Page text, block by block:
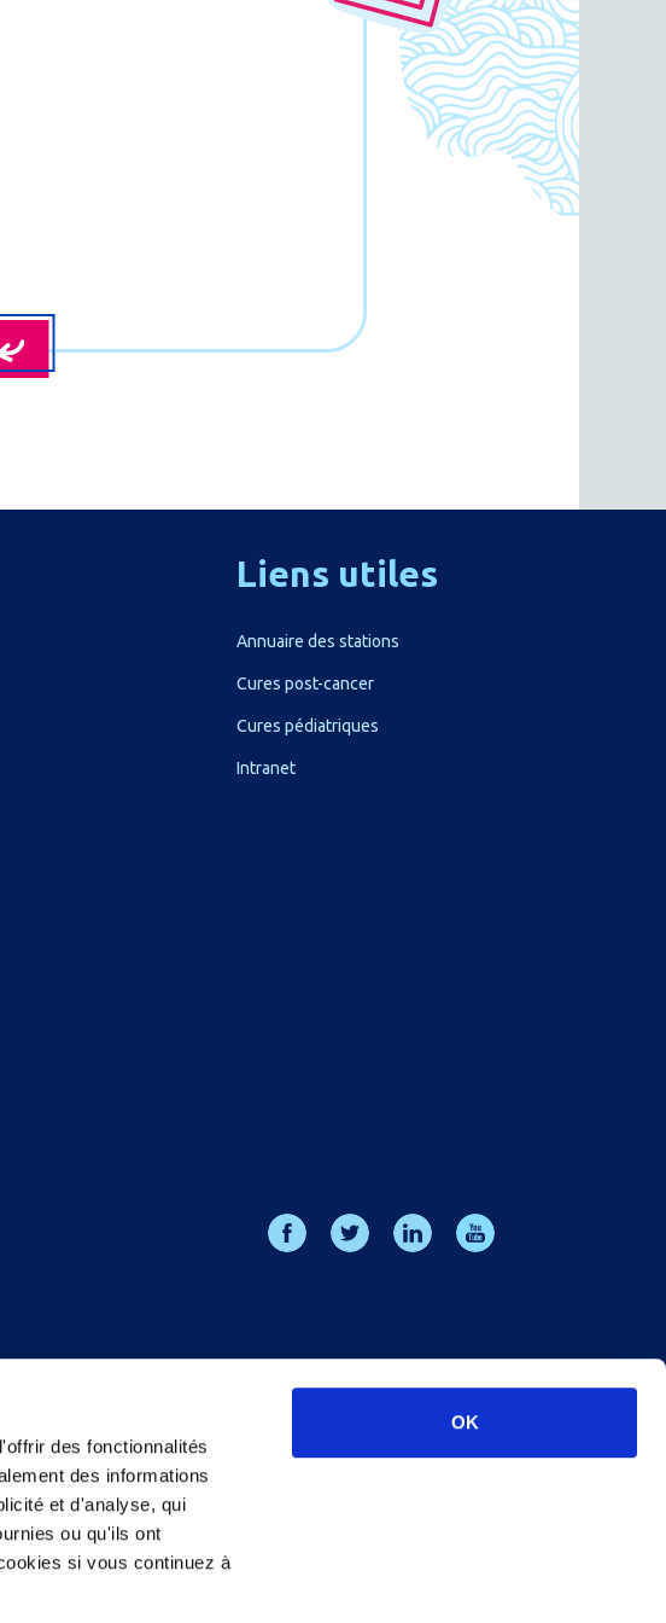
des fonctionnalités
des informations
et d'analyse, qui
ou qu'ils ont
si vous continuez à
OK
Liens utiles
Annuaire des stations
Cures post-cancer
Cures pédiatriques
Intranet